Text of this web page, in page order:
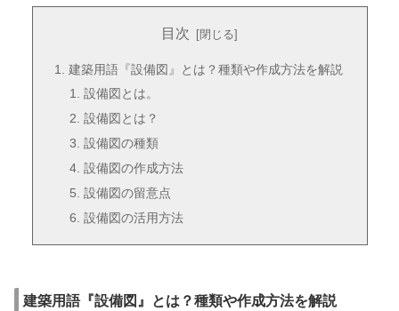
目次
建築用語『設備図』とは？種類や作成方法を解説
設備図とは。
設備図とは？
設備図の種類
設備図の作成方法
設備図の留意点
設備図の活用方法
建築用語『設備図』とは？種類や作成方法を解説